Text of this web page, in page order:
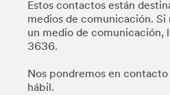
Estos contactos están
medios de comunicación. Si
un medio de comunicación,
3636.
Nos pondremos en
hábil.